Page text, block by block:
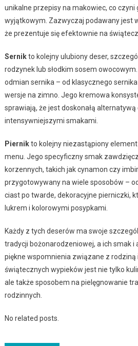
unikalne przepisy na makowiec, co czyni
wyjątkowym. Zazwyczaj podawany jest
że prezentuje się efektownie na
Sernikto kolejny ulubiony deser,
rodzynek lub słodkim sosem
odmian sernika – od klasycznego
wersje na zimno. Jego kremowa
sprawiają, że jest doskonałą alternatywą
intensywniejszymi smakami.
Piernikto kolejny niezastąpiony
menu. Jego specyficzny smak
korzennych, takich jak cynamon czy
przygotowywany na wiele sposobów –
ciast po twarde, dekoracyjne pierniczki,
lukrem i kolorowymi posypkami.
Każdy z tych deserów ma swoje
tradycji bożonarodzeniowej, a ich smak i
piękne wspomnienia związane z
świątecznych wypieków jest nie tylko
ale także sposobem na pielęgnowanie
rodzinnych.
No related posts.